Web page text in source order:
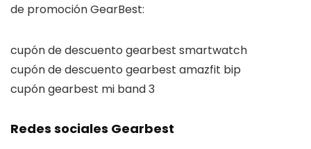
de promoción GearBest:
cupón de descuento gearbest smartwatch
cupón de descuento gearbest amazfit bip
cupón gearbest mi band 3
Redes sociales Gearbest